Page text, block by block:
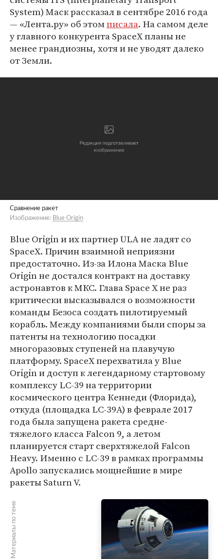
System) Маск рассказал в сентябре 2016 года
— «Лента.ру» об этомписала. На самом деле
у главного конкурента SpaceX планы не
менее грандиозны, хотя и не уводят далеко
от Земли.
Сравнение ракет
Изображение: Blue Origin
Blue Origin и их партнер ULA не ладят со
SpaceX. Причин взаимной неприязни
предостаточно. Из-за Илона Маска Blue
Origin не достался контракт на доставку
астронавтов к МКС. Глава Space X не раз
критически высказывался о возможности
команды Безоса создать пилотируемый
корабль. Между компаниями были споры за
патенты на технологию посадки
многоразовых ступеней на плавучую
платформу. SpaceX перехватила у Blue
Origin и доступ к легендарному стартовому
комплексу LC-39 на территории
космического центра Кеннеди (Флорида),
откуда (площадка LC-39А) в феврале 2017
года была запущена ракета средне-
тяжелого класса Falcon 9, а летом
планируется старт сверхтяжелой Falcon
Heavy. Именно с LC-39 в рамках программы
Apollo запускались мощнейшие в мире
ракеты Saturn V.
Материалы по теме